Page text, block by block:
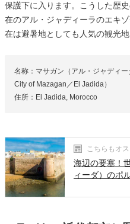
保護下に入ります。こうした歴
在のアル・ジャディーラのエキ
在は避暑地としても人気の観光地
名称：マサガン（アル・ジャディ
City of Mazagan／El Jadida）
住所：El Jadida, Morocco
こちらもオス
海辺の要塞！
ィーダ）のポ